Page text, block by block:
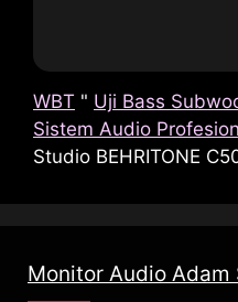
WBT " Uji Bass
Sistem Audio
Studio BEHRITONE
Monitor Audio Adam